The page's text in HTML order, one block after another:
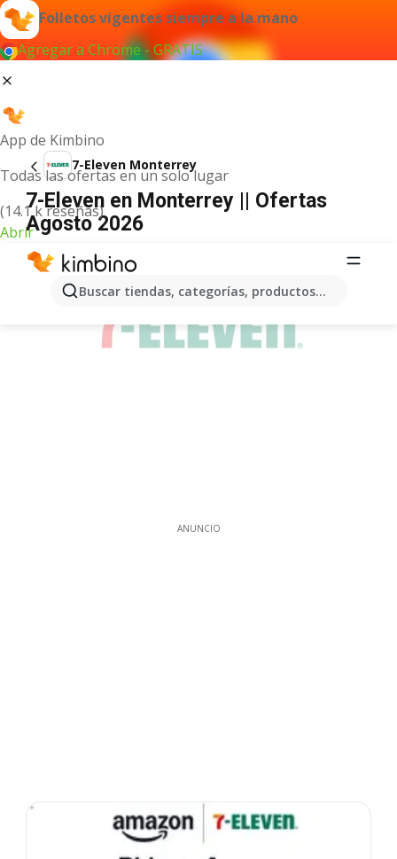
Folletos vigentes siempre a la mano
Agregar a Chrome - GRATIS
App de Kimbino
Todas las ofertas en un solo lugar
(14.1 k reseñas)
Abrir
Buscar tiendas, categorías, productos...
7-Eleven Monterrey
7-Eleven en Monterrey || Ofertas
Agosto 2026
ANUNCIO